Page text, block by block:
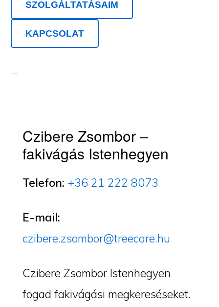
SZOLGÁLTATÁSAIM
KAPCSOLAT
Czibere Zsombor –
fakivágás Istenhegyen
Telefon: +36 21 222 8073
E-mail:
czibere.zsombor@treecare.hu
Czibere Zsombor Istenhegyen
fogad fakivágási megkereséseket.